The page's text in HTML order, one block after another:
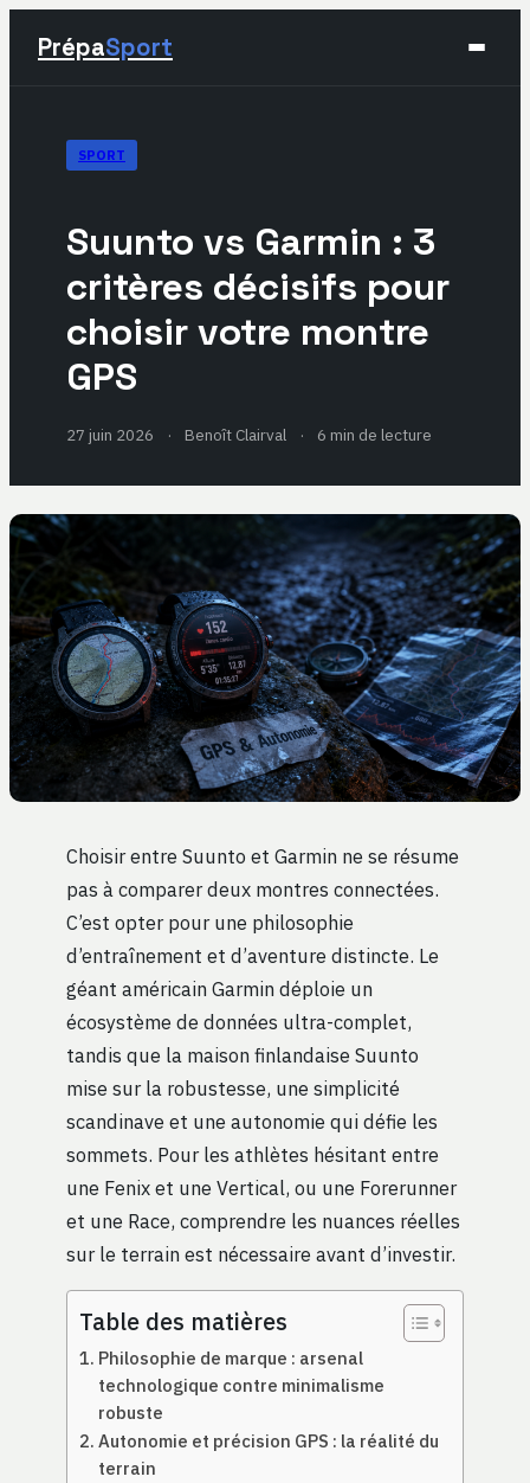
PrépaSport
Sport
Développement Personnel
Lifestyle
SPORT
Suunto vs Garmin : 3
critères décisifs pour
choisir votre montre
GPS
27 juin 2026 · Benoît Clairval · 6 min de lecture
Choisir entre Suunto et Garmin ne se résume
pas à comparer deux montres connectées.
C’est opter pour une philosophie
d’entraînement et d’aventure distincte. Le
géant américain Garmin déploie un
écosystème de données ultra-complet,
tandis que la maison finlandaise Suunto
mise sur la robustesse, une simplicité
scandinave et une autonomie qui défie les
sommets. Pour les athlètes hésitant entre
une Fenix et une Vertical, ou une Forerunner
et une Race, comprendre les nuances réelles
sur le terrain est nécessaire avant d’investir.
Table des matières
Philosophie de marque : arsenal
technologique contre minimalisme
robuste
Autonomie et précision GPS : la réalité du
terrain